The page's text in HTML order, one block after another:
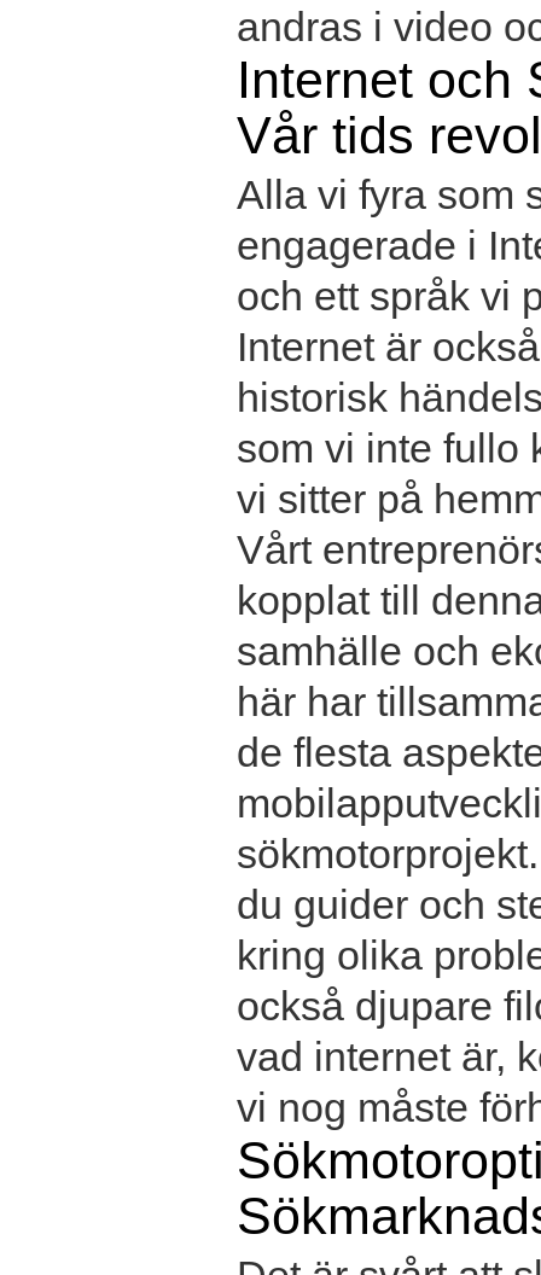
andras i video
Internet och
Vår tids
Alla vi fyra som
engagerade i
och ett språk vi
Internet är
historisk
som vi inte fullo
vi sitter på
Vårt
kopplat till
samhälle och
här har
de flesta
du guider och
kring olika
också djupare
vad internet är,
vi nog måste